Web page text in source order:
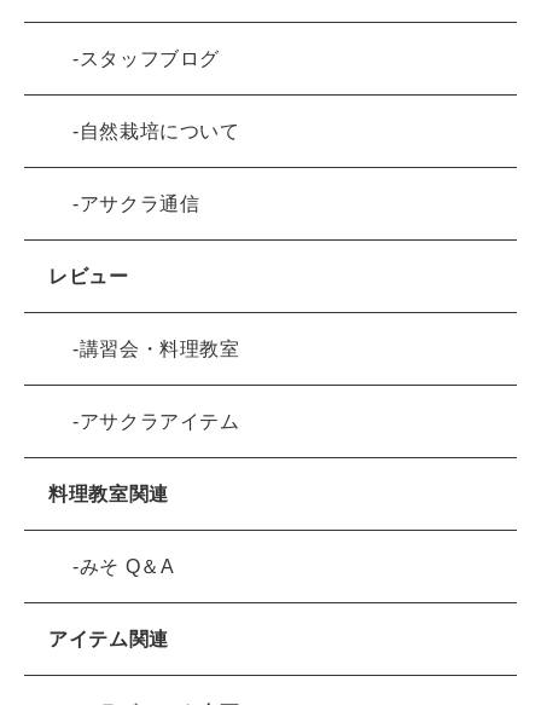
スタッフブログ
自然栽培について
アサクラ通信
レビュー
講習会・料理教室
アサクラアイテム
料理教室関連
みそ Q＆A
アイテム関連